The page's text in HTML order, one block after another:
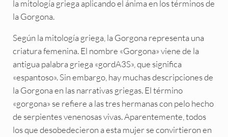
la mitología griega aplicando el ánima en los términos de
la Gorgona.
Según la mitología griega, la Gorgona representa una
criatura femenina. El nombre «Gorgona» viene de la
antigua palabra griega «gordA3S», que significa
«espantoso». Sin embargo, hay muchas descripciones de
la Gorgona en las narrativas griegas. El término
«gorgona» se refiere a las tres hermanas con pelo hecho
de serpientes venenosas vivas. Aparentemente, todos
los que desobedecieron a esta mujer se convirtieron en